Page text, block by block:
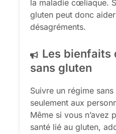
la maladie cœliaque.
gluten peut donc
désagréments.
Les bienfaits
sans gluten
Suivre un régime
seulement aux
Même si vous n’avez
santé lié au gluten,